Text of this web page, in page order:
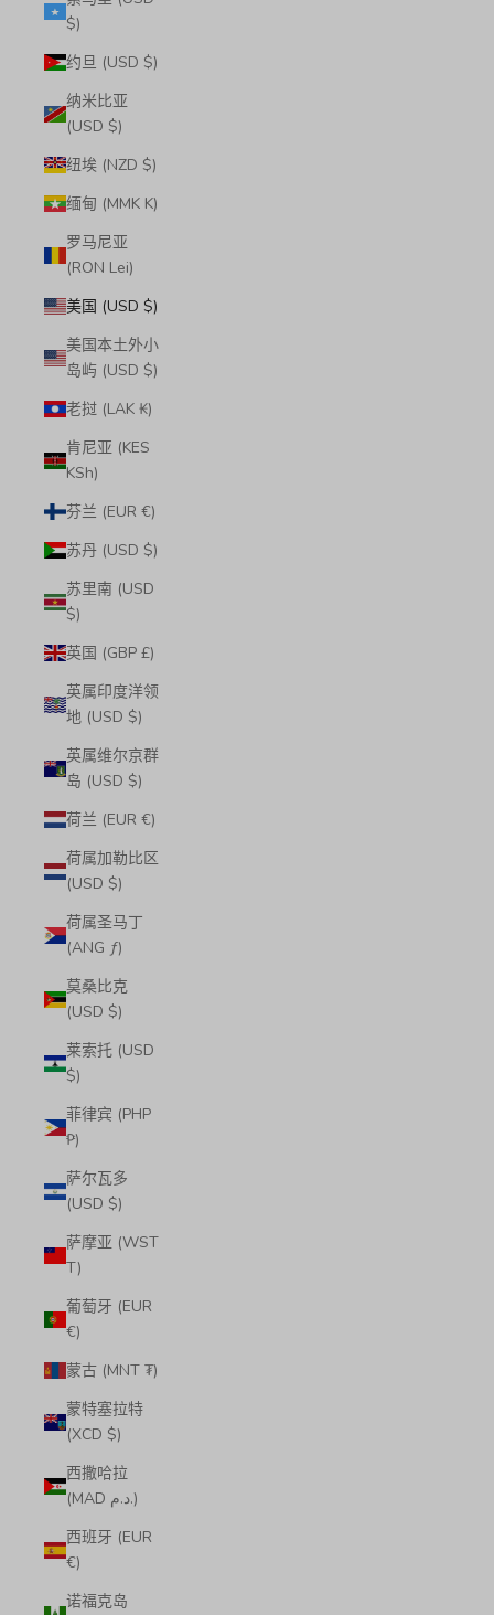
$)
约旦 (USD $)
纳米比亚
(USD $)
纽埃 (NZD $)
缅甸 (MMK K)
罗马尼亚
(RON Lei)
美国 (USD $)
美国本土外小
岛屿 (USD $)
老挝 (LAK ₭)
肯尼亚 (KES
KSh)
芬兰 (EUR €)
苏丹 (USD $)
苏里南 (USD
$)
英国 (GBP £)
英属印度洋领
地 (USD $)
英属维尔京群
岛 (USD $)
荷兰 (EUR €)
荷属加勒比区
(USD $)
荷属圣马丁
(ANG ƒ)
莫桑比克
(USD $)
莱索托 (USD
$)
菲律宾 (PHP
₱)
萨尔瓦多
(USD $)
萨摩亚 (WST
T)
葡萄牙 (EUR
€)
蒙古 (MNT ₮)
蒙特塞拉特
(XCD $)
西撒哈拉
(MAD د.م.)
西班牙 (EUR
€)
诺福克岛